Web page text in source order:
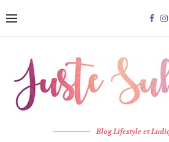
Blog Lifestyle et